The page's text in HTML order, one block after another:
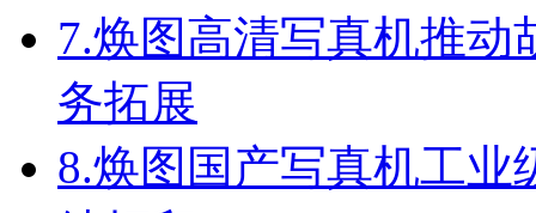
7.焕图高清写真机推动
务拓展
8.焕图国产写真机工业